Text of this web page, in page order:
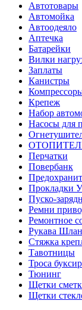
Автотовары
Автомойка
Автоодеяло
Аптечка
Батарейки
Вилки
Заплаты
Канистры
Крепеж
Набор
Насосы для
Перчатки
Повербанк
Прокладки
Пуско-
Ремни
Ремонтное
Рукава
Стяжка
Тавотницы
Троса
Тюнинг
Щетки
Щетки